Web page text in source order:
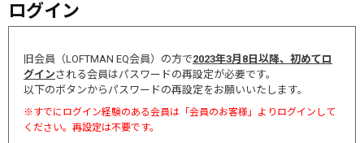
ログイン
旧会員（LOFTMAN EQ会員）の方で2023年3月8日以降、初めてロ
グインされる会員はパスワードの再設定が必要です。
以下のボタンからパスワードの再設定をお願いいたします。
※すでにログイン経験のある会員は「会員のお客様」よりログインして
ください。再設定は不要です。